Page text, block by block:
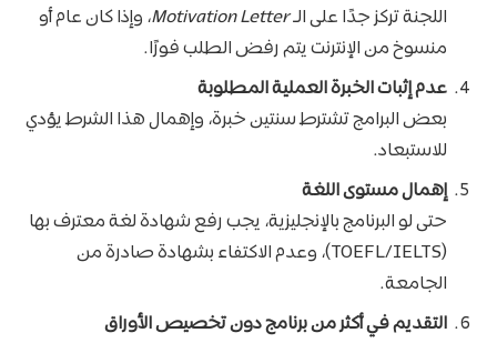
اللجنة تركز جدًا على الـMotivation Letter، وإذا كان عام أو
منسوخ من الإنترنت يتم رفض الطلب فورًا.
عدم إثبات الخبرة العملية المطلوبة
بعض البرامج تشترط سنتين خبرة، وإهمال هذا الشرط يؤدي
للاستبعاد.
إهمال مستوى اللغة
حتى لو البرنامج بالإنجليزية، يجب رفع شهادة لغة معترف بها
(TOEFL/IELTS)، وعدم الاكتفاء بشهادة صادرة من
الجامعة.
التقديم في أكثر من برنامج دون تخصيص الأوراق